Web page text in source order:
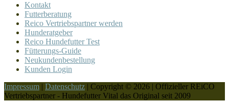
Kontakt
Futterberatung
Reico Vertriebspartner werden
Hunderatgeber
Reico Hundefutter Test
Fütterungs-Guide
Neukundenbestellung
Kunden Login
Impressum | Datenschutz | Copyright © 2026 | Offizieller REiCO
Vertriebspartner - Hundefutter Vital das Original seit 2009